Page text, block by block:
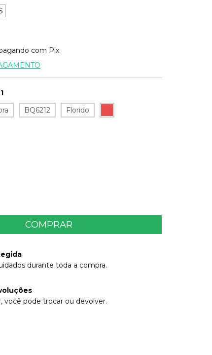
com Pix
BQ6212 Florido
durante toda a compra.
você pode trocar ou devolver.